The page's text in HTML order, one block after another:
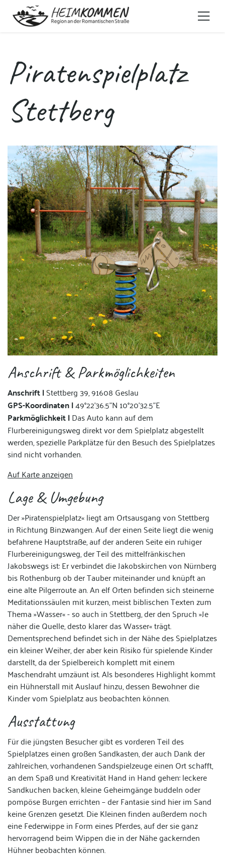
Piratenspielplatz
Stettberg
Anschrift & Parkmöglichkeiten
Anschrift |Stettberg 39, 91608 Geslau
GPS-Koordinaten |49°22'36.5"N 10°20'32.5"E
Parkmöglichkeit |Das Auto kann auf dem
Flurbereinigungsweg direkt vor dem Spielplatz abgestellt
werden, spezielle Parkplätze für den Besuch des Spielplatzes
sind nicht vorhanden.
Auf Karte anzeigen
Lage & Umgebung
Der »Piratenspielplatz« liegt am Ortsausgang von Stettberg
in Richtung Binzwangen. Auf der einen Seite liegt die wenig
befahrene Hauptstraße, auf der anderen Seite ein ruhiger
Flurbereinigungsweg, der Teil des mittelfränkischen
Jakobswegs ist: Er verbindet die Jakobskirchen von Nürnberg
bis Rothenburg ob der Tauber miteinander und knüpft an
eine alte Pilgerroute an. An elf Orten befinden sich steinerne
Meditationssäulen mit kurzen, meist biblischen Texten zum
Thema »Wasser« - so auch in Stettberg, der den Spruch »Je
näher die Quelle, desto klarer das Wasser« trägt.
Dementsprechend befindet sich in der Nähe des Spielplatzes
ein kleiner Weiher, der aber kein Risiko für spielende Kinder
darstellt, da der Spielbereich komplett mit einem
Maschendraht umzäunt ist. Als besonderes Highlight kommt
ein Hühnerstall mit Auslauf hinzu, dessen Bewohner die
Kinder vom Spielplatz aus beobachten können.
Ausstattung
Für die jüngsten Besucher gibt es vorderen Teil des
Spielplatzes einen großen Sandkasten, der auch Dank der
zahlreichen, vorhandenen Sandspielzeuge einen Ort schafft,
an dem Spaß und Kreativität Hand in Hand gehen: leckere
Sandkuchen backen, kleine Geheimgänge buddeln oder
pompöse Burgen errichten – der Fantasie sind hier im Sand
keine Grenzen gesetzt. Die Kleinen finden außerdem noch
eine Federwippe in Form eines Pferdes, auf der sie ganz
hervorragend beim Wippen die in der Nähe gackernden
Hühner beobachten können.